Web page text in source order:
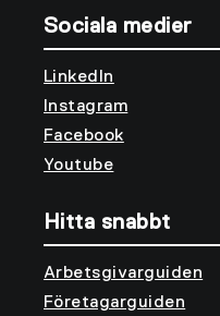
Sociala medier
LinkedIn
Instagram
Facebook
Youtube
Hitta snabbt
Arbetsgivarguiden
Företagarguiden